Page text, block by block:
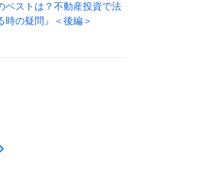
ベストは？不動産投資で法
時の疑問』＜後編＞